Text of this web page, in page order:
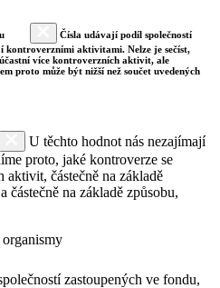
Čísla udávají podíl společností
kontroverzními aktivitami. Nelze je sečíst,
více kontroverzních aktivit, ale
proto může být nižší než součet uvedených
U těchto hodnot nás nezajímají
proto, jaké kontroverze se
částečně na základě
částečně na základě způsobu,
zastoupených ve fondu,